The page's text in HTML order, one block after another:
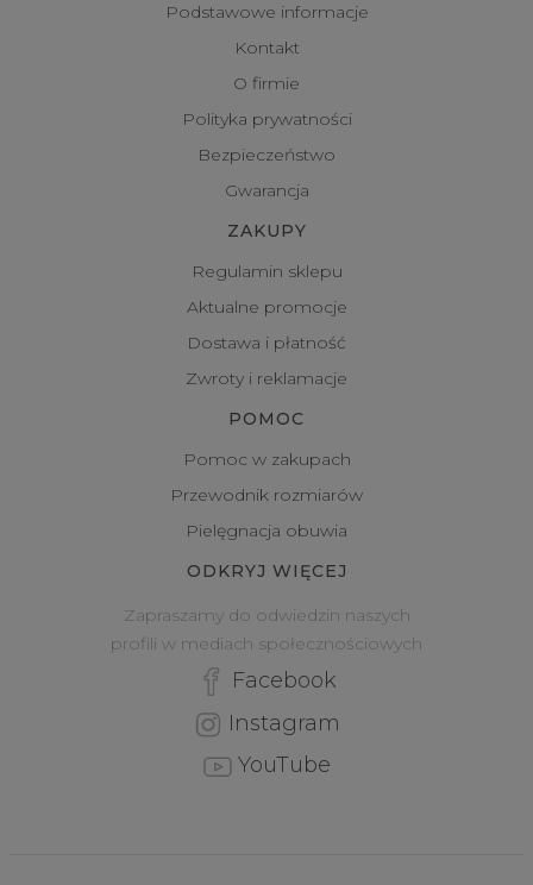
Podstawowe informacje
Kontakt
O firmie
Polityka prywatności
Bezpieczeństwo
Gwarancja
ZAKUPY
Regulamin sklepu
Aktualne promocje
Dostawa i płatność
Zwroty i reklamacje
POMOC
Pomoc w zakupach
Przewodnik rozmiarów
Pielęgnacja obuwia
ODKRYJ WIĘCEJ
Zapraszamy do odwiedzin naszych
profili w mediach społecznościowych
Facebook
Instagram
YouTube